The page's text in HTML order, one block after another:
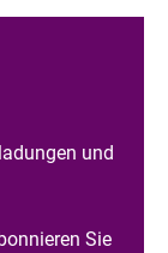
und
Sie